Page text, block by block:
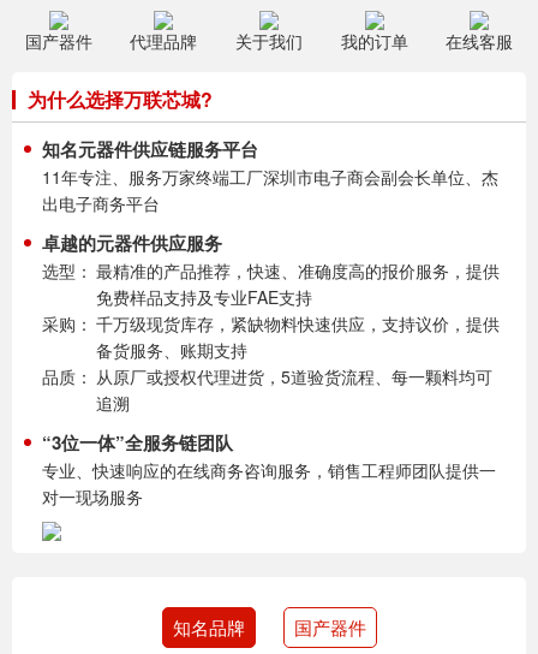
国产器件 代理品牌 关于我们 我的订单 在线客服
为什么选择万联芯城?
知名元器件供应链服务平台
11年专注、服务万家终端工厂深圳市电子商会副会长单位、杰
出电子商务平台
卓越的元器件供应服务
选型： 最精准的产品推荐，快速、准确度高的报价服务，提供
免费样品支持及专业FAE支持
采购： 千万级现货库存，紧缺物料快速供应，支持议价，提供
备货服务、账期支持
品质： 从原厂或授权代理进货，5道验货流程、每一颗料均可
追溯
“3位一体”全服务链团队
专业、快速响应的在线商务咨询服务，销售工程师团队提供一
对一现场服务
知名品牌 国产器件